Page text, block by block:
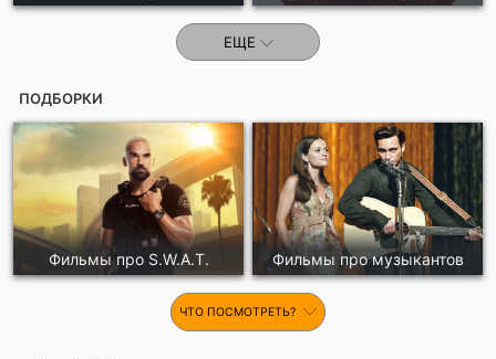
ЕЩЕ
ПОДБОРКИ
Фильмы про S.W.A.T. Фильмы про музыкантов
ЧТО ПОСМОТРЕТЬ?